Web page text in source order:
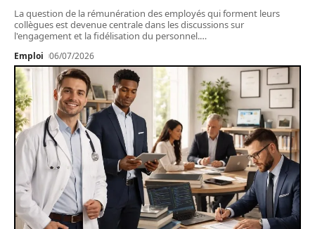
La question de la rémunération des employés qui forment leurs
collègues est devenue centrale dans les discussions sur
l'engagement et la fidélisation du personnel.…
Emploi 06/07/2026